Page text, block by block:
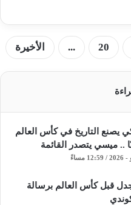
20
... الأخيرة
يصنع التاريخ في كأس العالم
قبل كأس العالم برسالة